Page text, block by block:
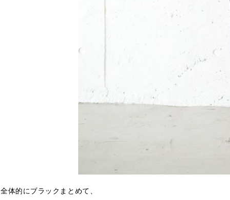
全体的にブラックまとめて、